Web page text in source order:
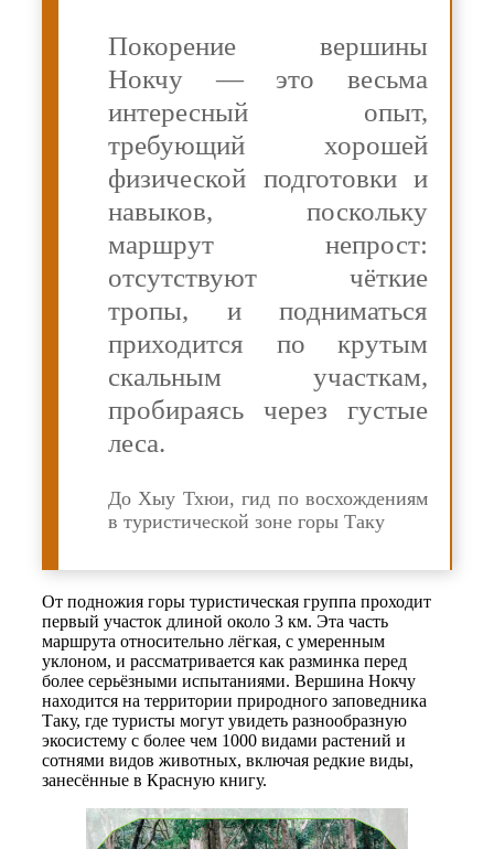
Покорение вершины
Нокчу — это весьма
интересный опыт,
требующий хорошей
физической подготовки и
навыков, поскольку
маршрут непрост:
отсутствуют чёткие
тропы, и подниматься
приходится по крутым
скальным участкам,
пробираясь через густые
леса.
До Хыу Тхюи, гид по восхождениям
в туристической зоне горы Таку
От подножия горы туристическая группа проходит
первый участок длиной около 3 км. Эта часть
маршрута относительно лёгкая, с умеренным
уклоном, и рассматривается как разминка перед
более серьёзными испытаниями. Вершина Нокчу
находится на территории природного заповедника
Таку, где туристы могут увидеть разнообразную
экосистему с более чем 1000 видами растений и
сотнями видов животных, включая редкие виды,
занесённые в Красную книгу.